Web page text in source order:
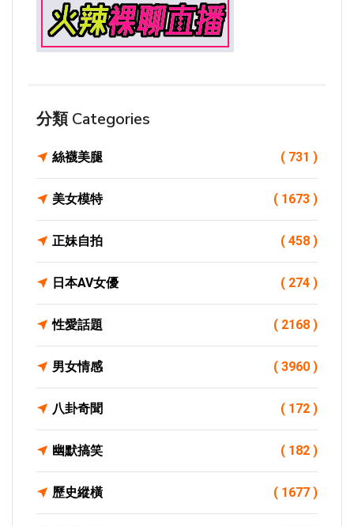
分類 Categories
絲襪美腿 ( 731 )
美女模特 ( 1673 )
正妹自拍 ( 458 )
日本AV女優 ( 274 )
性愛話題 ( 2168 )
男女情感 ( 3960 )
八卦奇聞 ( 172 )
幽默搞笑 ( 182 )
歷史縱橫 ( 1677 )